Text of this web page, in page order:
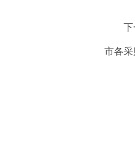
下
市各采